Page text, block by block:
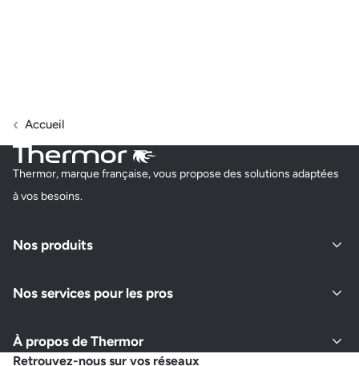
Accueil
Thermor, marque française, vous propose des solutions adaptées
à vos besoins.
Nos produits
Nos services pour les pros
À propos de Thermor
Retrouvez-nous sur vos réseaux